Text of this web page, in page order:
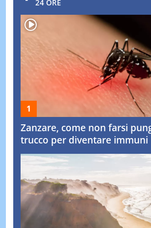
24 ORE
Zanzare, come non farsi
trucco per diventare immuni